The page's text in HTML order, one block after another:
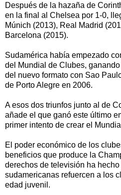
Después de la hazaña de
en la final al Chelsea por 1-0,
Múnich (2013), Real Madrid
Barcelona (2015).
Sudamérica había empezado
del Mundial de Clubes,
del nuevo formato con Sao
de Porto Alegre en 2006.
A esos dos triunfos junto al de
añade el que ganó este último
primer intento de crear el
El poder económico de los
beneficios que produce la
derechos de televisión ha
sudamericanas refuercen a los
edad juvenil.